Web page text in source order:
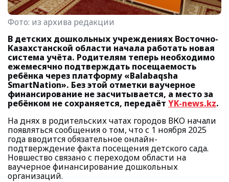
Фото: из архива редакции
В детских дошкольных учреждениях Восточно-
Казахстанской области начала работать новая
система учёта. Родителям теперь необходимо
ежемесячно подтверждать посещаемость
ребёнка через платформу «Balabaqsha
SmartNation». Без этой отметки ваучерное
финансирование не засчитывается, а место за
ребёнком не сохраняется, передаёт YK-news.kz.
На днях в родительских чатах городов ВКО начали
появляться сообщения о том, что с 1 ноября 2025
года вводится обязательное онлайн-
подтверждение факта посещения детского сада.
Новшество связано с переходом области на
ваучерное финансирование дошкольных
организаций.